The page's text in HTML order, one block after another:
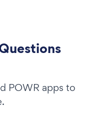
POWR apps to